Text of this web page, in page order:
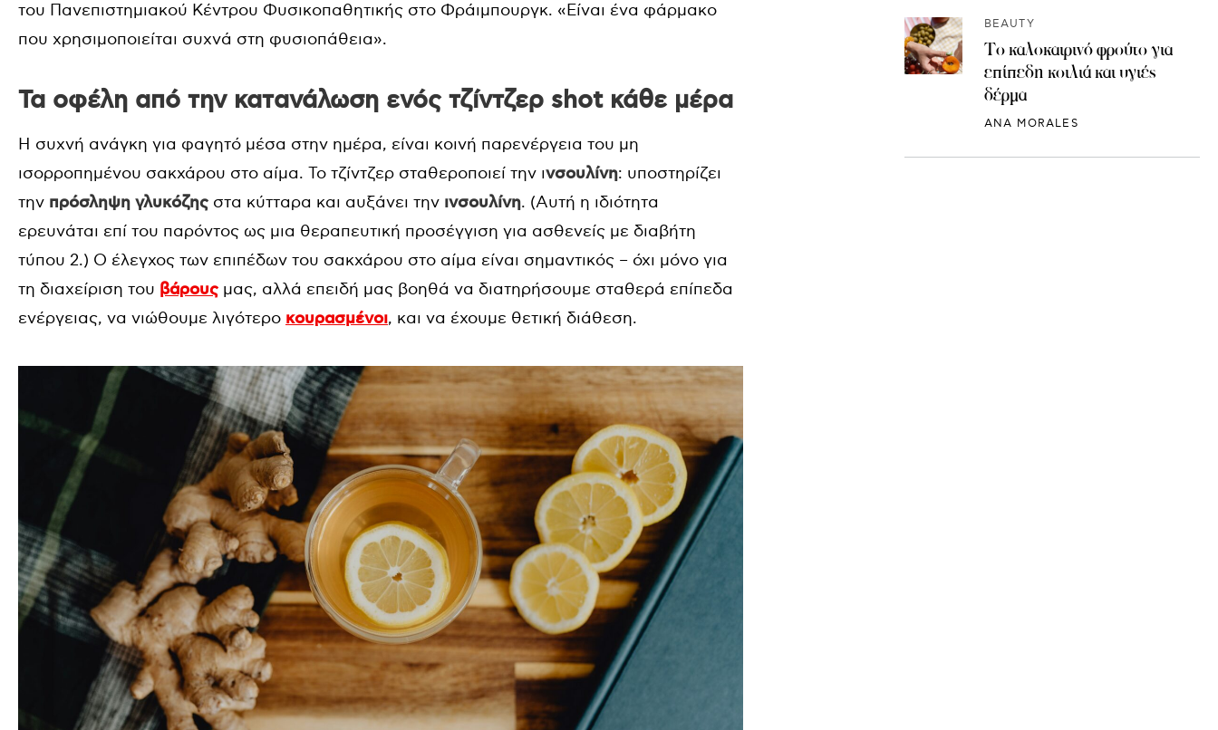
του Πανεπιστημιακού Κέντρου Φυσικοπαθητικής στο Φράιμπουργκ. «Είναι ένα φάρμακο
που χρησιμοποιείται συχνά στη φυσιοπάθεια».
Τα οφέλη από την κατανάλωση ενός τζίντζερ shot κάθε μέρα
Η συχνή ανάγκη για φαγητό μέσα στην ημέρα, είναι κοινή παρενέργεια του μη
ισορροπημένου σακχάρου στο αίμα. Το τζίντζερ σταθεροποιεί την ινσουλίνη: υποστηρίζει
την πρόσληψη γλυκόζης στα κύτταρα και αυξάνει την ινσουλίνη. (Αυτή η ιδιότητα
ερευνάται επί του παρόντος ως μια θεραπευτική προσέγγιση για ασθενείς με διαβήτη
τύπου 2.) Ο έλεγχος των επιπέδων του σακχάρου στο αίμα είναι σημαντικός – όχι μόνο για
τη διαχείριση του βάρους μας, αλλά επειδή μας βοηθά να διατηρήσουμε σταθερά επίπεδα
ενέργειας, να νιώθουμε λιγότερο κουρασμένοι, και να έχουμε θετική διάθεση.
BEAUTY
Το καλοκαιρινό φρούτο για
επίπεδη κοιλιά και υγιές
δέρμα
ANA MORALES